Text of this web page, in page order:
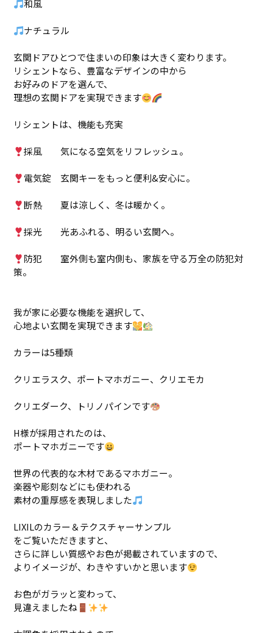
和風
ナチュラル
玄関ドアひとつで住まいの印象は大きく変わります。
リシェントなら、豊富なデザインの中から
お好みのドアを選んで、
理想の玄関ドアを実現できます
リシェントは、機能も充実
採風 気になる空気をリフレッシュ。
電気錠 玄関キーをもっと便利&安心に。
断熱 夏は涼しく、冬は暖かく。
採光 光あふれる、明るい玄関へ。
防犯 室外側も室内側も、家族を守る万全の防犯対
策。
我が家に必要な機能を選択して、
心地よい玄関を実現できます
カラーは5種類
クリエラスク、ポートマホガニー、クリエモカ
クリエダーク、トリノパインです
H様が採用されたのは、
ポートマホガニーです
世界の代表的な木材であるマホガニー。
楽器や彫刻などにも使われる
素材の重厚感を表現しました
LIXILのカラー＆テクスチャーサンプル
をご覧いただきますと、
さらに詳しい質感やお色が掲載されていますので、
よりイメージが、わきやすいかと思います
お色がガラッと変わって、
見違えましたね